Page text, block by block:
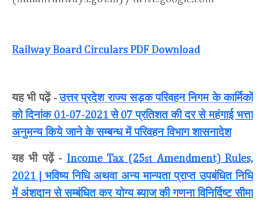
Railway Board Circulars PDF Download
यह भी पढ़ें -उत्तर प्रदेश राज्य सड़क परिवहन निगम के कार्मिकों
को दिनांक 01-07-2021से07प्रतिशत की दर से महंगाई भत्ता
अनुमन्य किये जाने के सम्बन्ध में परिवहन विभाग शासनादेश
यह भी पढ़ें - Income Tax (25stAmendment) Rules,
2021 |भविष्य निधि अथवा अन्य मान्यता प्राप्त उपबंधित निधि
में अंशदान से सम्बंधित कर योग्य ब्याज की गणना विनिर्दिष्ट सीमा